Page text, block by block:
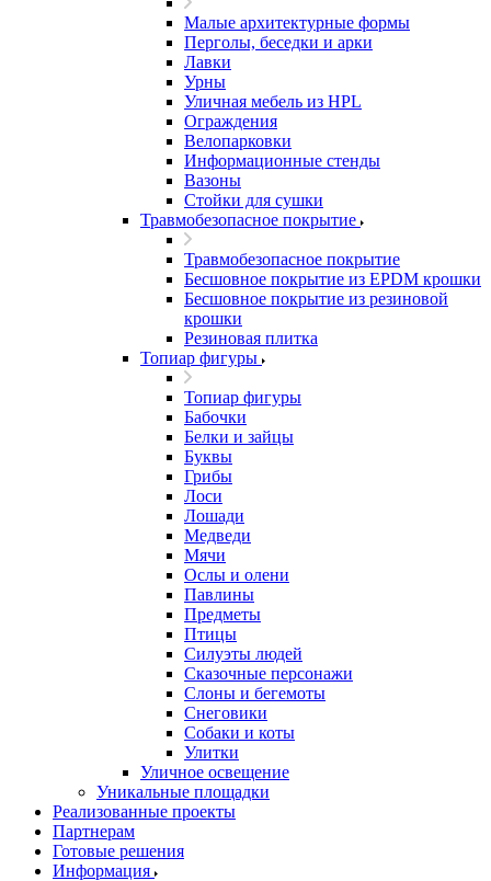
Малые архитектурные формы
Перголы, беседки и арки
Лавки
Урны
Уличная мебель из HPL
Ограждения
Велопарковки
Информационные стенды
Вазоны
Стойки для сушки
Травмобезопасное покрытие
Травмобезопасное покрытие
Бесшовное покрытие из EPDM крошки
Бесшовное покрытие из резиновой
крошки
Резиновая плитка
Топиар фигуры
Топиар фигуры
Бабочки
Белки и зайцы
Буквы
Грибы
Лоси
Лошади
Медведи
Мячи
Ослы и олени
Павлины
Предметы
Птицы
Силуэты людей
Сказочные персонажи
Слоны и бегемоты
Снеговики
Собаки и коты
Улитки
Уличное освещение
Уникальные площадки
Реализованные проекты
Партнерам
Готовые решения
Информация